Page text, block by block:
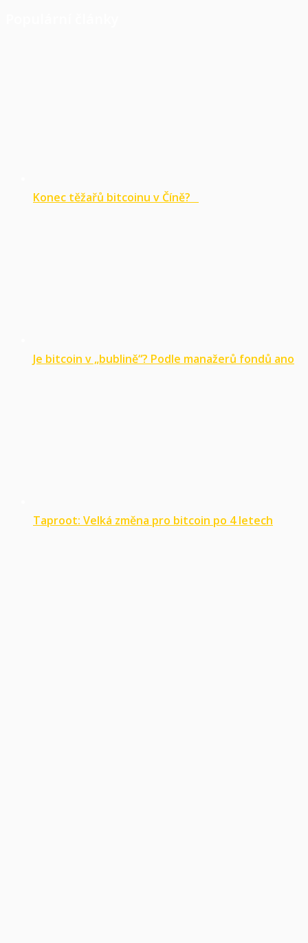
Konec těžařů bitcoinu v Číně?
Je bitcoin v „bublině“? Podle manažerů fondů ano
Taproot: Velká změna pro bitcoin po 4 letech